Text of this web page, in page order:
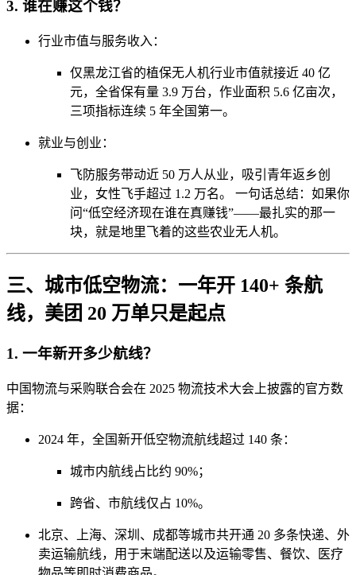
3. 谁在赚这个钱？
行业市值与服务收入：
仅黑龙江省的植保无人机行业市值就接近 40 亿
元，全省保有量 3.9 万台，作业面积 5.6 亿亩次，
三项指标连续 5 年全国第一。
就业与创业：
飞防服务带动近 50 万人从业，吸引青年返乡创
业，女性飞手超过 1.2 万名。 一句话总结：如果你
问“低空经济现在谁在真赚钱”——最扎实的那一
块，就是地里飞着的这些农业无人机。
三、城市低空物流：一年开 140+ 条航
线，美团 20 万单只是起点
1. 一年新开多少航线？
中国物流与采购联合会在 2025 物流技术大会上披露的官方数
据：
2024 年，全国新开低空物流航线超过 140 条：
城市内航线占比约 90%；
跨省、市航线仅占 10%。
北京、上海、深圳、成都等城市共开通 20 多条快递、外
卖运输航线，用于末端配送以及运输零售、餐饮、医疗